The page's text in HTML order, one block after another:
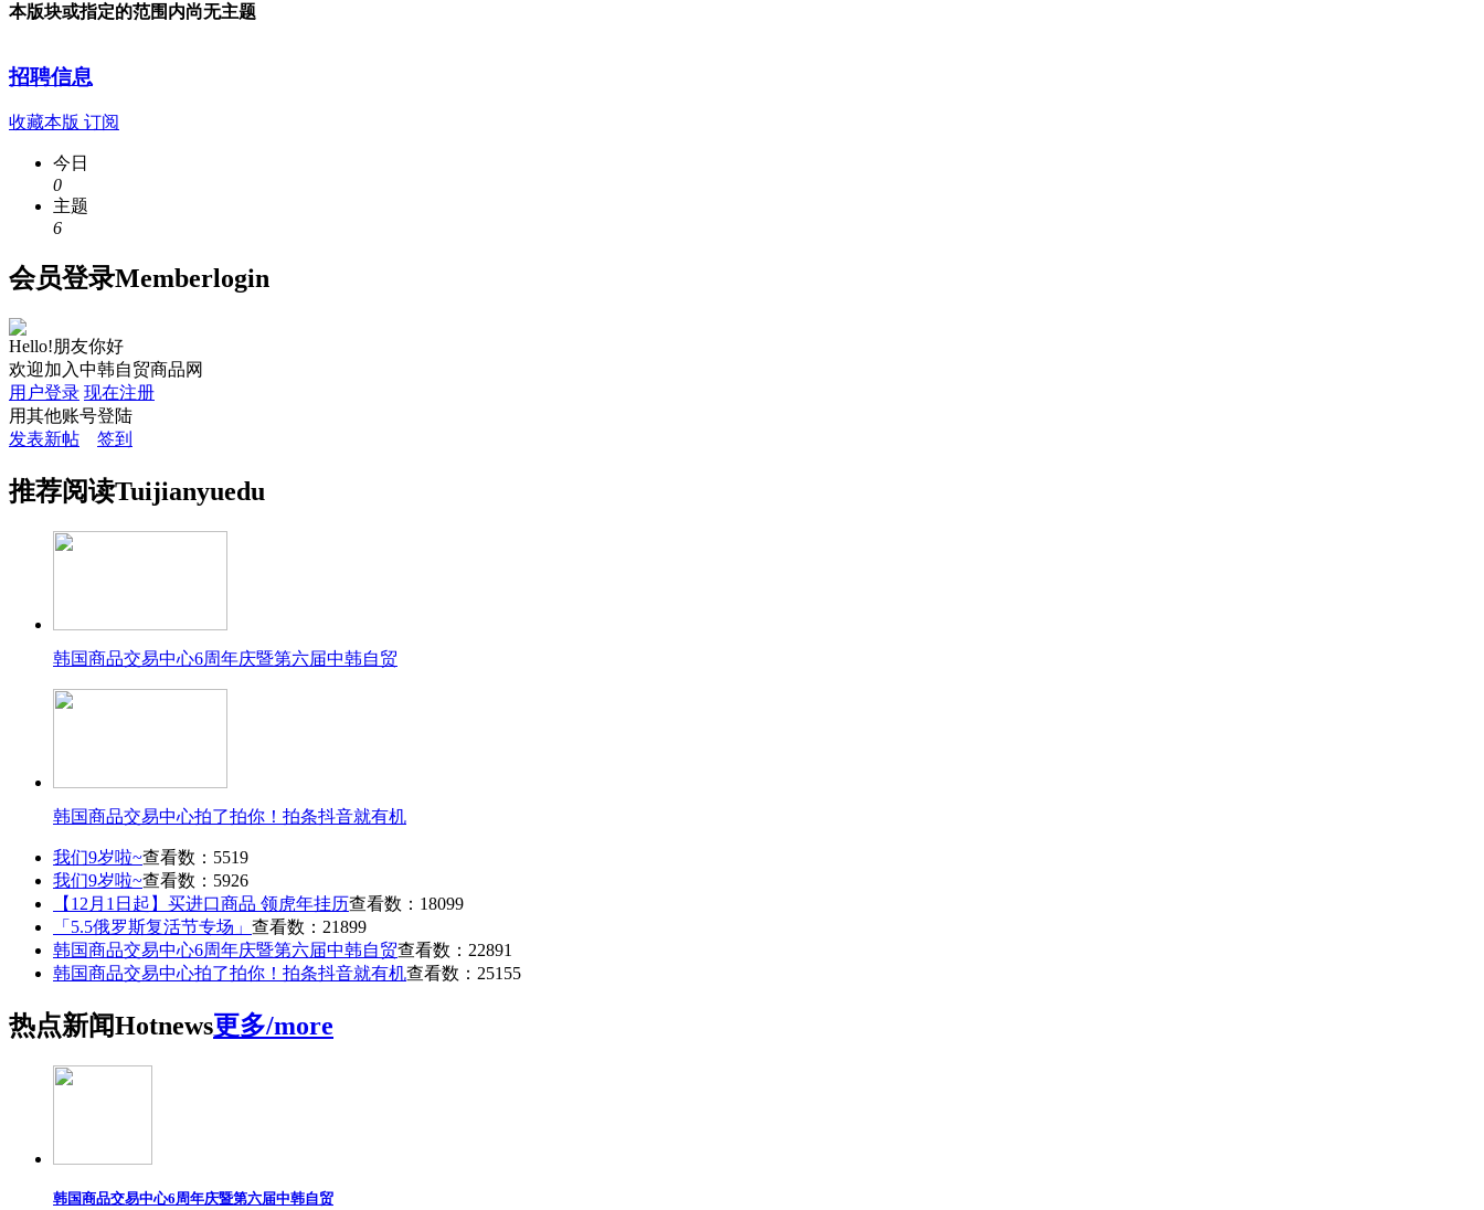
本版块或指定的范围内尚无主题
招聘信息
收藏本版 订阅
今日
0
主题
6
会员登录Memberlogin
Hello!朋友你好
欢迎加入中韩自贸商品网
用户登录 现在注册
用其他账号登陆
发表新帖
签到
推荐阅读Tuijianyuedu
韩国商品交易中心6周年庆暨第六届中韩自贸
韩国商品交易中心拍了拍你！拍条抖音就有机
我们9岁啦~查看数：5519
我们9岁啦~查看数：5926
【12月1日起】买进口商品 领虎年挂历查看数：18099
「5.5俄罗斯复活节专场」 查看数：21899
韩国商品交易中心6周年庆暨第六届中韩自贸查看数：22891
韩国商品交易中心拍了拍你！拍条抖音就有机查看数：25155
热点新闻Hotnews更多/more
韩国商品交易中心6周年庆暨第六届中韩自贸